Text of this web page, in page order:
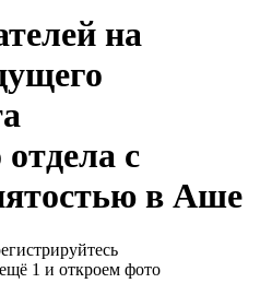
на
с
в Аше
1 и откроем фото